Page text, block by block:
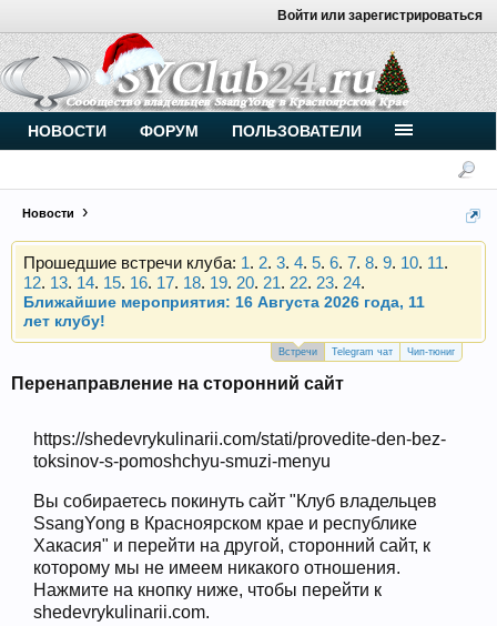
Войти или зарегистрироваться
Новости
Внимание, новые участники нашего клуба!
Основное общение происходит вTelegram-чате.
Присоединяйтесь.
Чип-тюнинг (прошивка) дизелей от
Vahmurka
12.13.14.15.16.17.18.19.20.21.22.23.24.
Ближайшие мероприятия: 16 Августа 2026 года, 11
лет клубу!
Внимание, новые участники нашего клуба!
Основное общение происходит вTelegram-чате.
Чип-тюнинг (прошивка) дизелей от
Прошедшие встречи клуба: 1.2.3 .4.5.6 .7.8.9.10.11
12.13.14.15. 16.17.18.19.20. 21.22 .23.24.
Ближайшие мероприятия: 16 Августа 2026 года, 11
лет клубу!
Встречи Telegram чат Чип-тюниг
Перенаправление на сторонний сайт
https://shedevrykulinarii.com/stati/provedite-den-bez-
toksinov-s-pomoshchyu-smuzi-menyu
Вы собираетесь покинуть сайт "Клуб владельцев
SsangYong в Красноярском крае и республике
Хакасия" и перейти на другой, сторонний сайт, к
которому мы не имеем никакого отношения.
Нажмите на кнопку ниже, чтобы перейти к
shedevrykulinarii.com.
НОВОСТИ ФОРУМ ПОЛЬЗОВАТЕЛИ